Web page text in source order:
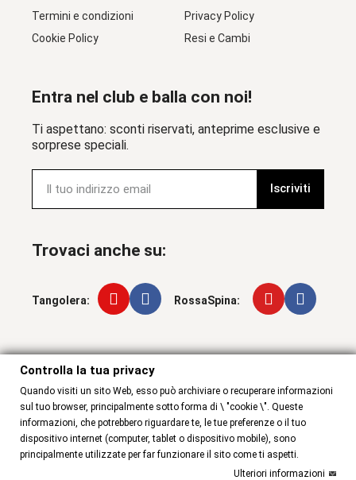
Termini e condizioni
Cookie Policy
Privacy Policy
Resi e Cambi
Entra nel club e balla con noi!
Ti aspettano: sconti riservati, anteprime esclusive e
sorprese speciali.
Iscriviti
Trovaci anche su:
Tangolera: RossaSpina:
Controlla la tua privacy
Controlla la tua privacy
Quando visiti un sito Web, esso può archiviare o recuperare informazioni
sul tuo browser, principalmente sotto forma di \ "cookie \". Queste
informazioni, che potrebbero riguardare te, le tue preferenze o il tuo
dispositivo internet (computer, tablet o dispositivo mobile), sono
principalmente utilizzate per far funzionare il sito come ti aspetti.
Ulteriori informazioni